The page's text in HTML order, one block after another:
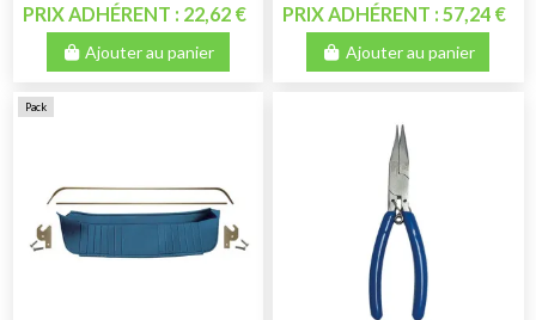
PRIX ADHÉRENT : 22,62 €
Ajouter au panier
PRIX ADHÉRENT : 57,24 €
Ajouter au panier
Pack